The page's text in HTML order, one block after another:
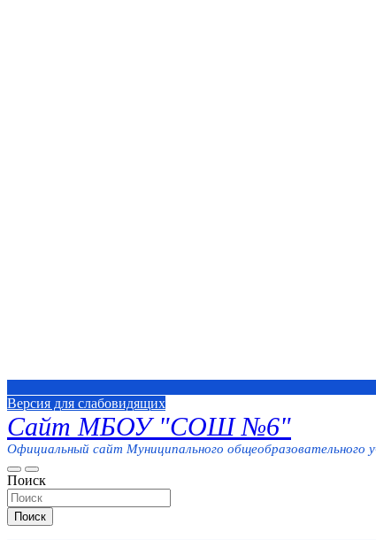
Версия для слабовидящих
Сайт МБОУ "СОШ №6"
Официальный сайт Муниципального общеобразовательного
Поиск
Поиск